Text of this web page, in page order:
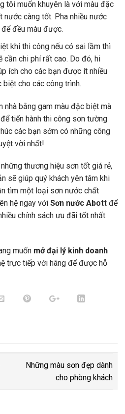
tôi muốn khuyên là với màu đặc
nước càng tốt. Pha nhiều nước
đều màu được.
khi thi công nếu có sai lầm thì
chi phí rất cao. Do đó, hi
ích cho các bạn được ít nhiều
cho các công trình.
nhà bằng gam màu đặc biệt mà
tiến hành thi công sơn tường
các bạn sớm có những công
vời nhất!
thương hiệu sơn tốt giá rẻ,
sẽ giúp quý khách yên tâm khi
tìm một loại sơn nước chất
hệ ngay với Sơn nước Abott để
chính sách ưu đãi tốt nhất
muốn mở đại lý kinh doanh
trực tiếp với hãng để được hỗ
Những màu sơn đẹp dành
cho phòng khách